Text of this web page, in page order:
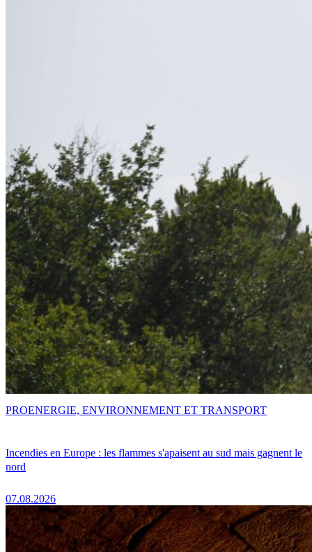
Incendies en Europe : les flammes s'apaisent au sud mais gagnent le
nord
07.08.2026
PROENERGIE, ENVIRONNEMENT ET TRANSPORT